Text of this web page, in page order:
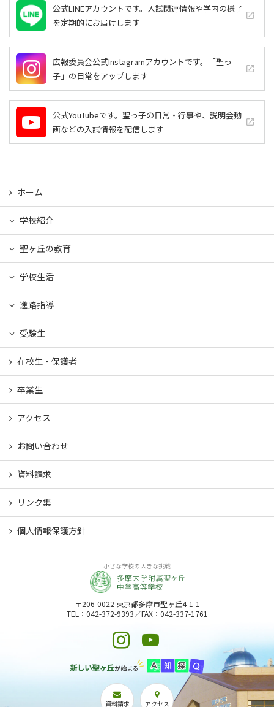
公式LINEアカウントです。入試関連情報や学内の様子
を定期的にお届けします
launch
広報委員会公式Instagramアカウントです。「聖っ
子」の日常をアップします
launch
公式YouTubeです。聖っ子の日常・行事や、説明会動
画などの入試情報を配信します
launch
ホーム
学校紹介
聖ヶ丘の教育
学校生活
進路指導
受験生
在校生・保護者
卒業生
アクセス
お問い合わせ
資料請求
リンク集
個人情報保護方針
小さな学校の大きな挑戦
〒206-0022 東京都多摩市聖ヶ丘4-1-1
TEL：042-372-9393／FAX：042-337-1761
資料請求 アクセス